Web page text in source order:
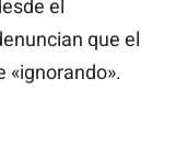
el
que el
«ignorando».